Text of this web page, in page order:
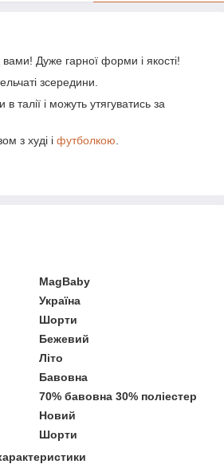
Дуже гарної форми і якості!
зсередини.
талії і можуть утягуватись за
з худі і футболкою
MagBaby
Україна
Шорти
Бежевий
Літо
Бавовна
70% бавовна 30% поліестер
Новий
Шорти